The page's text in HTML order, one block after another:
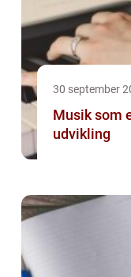
30 september
Musik som
udvikling